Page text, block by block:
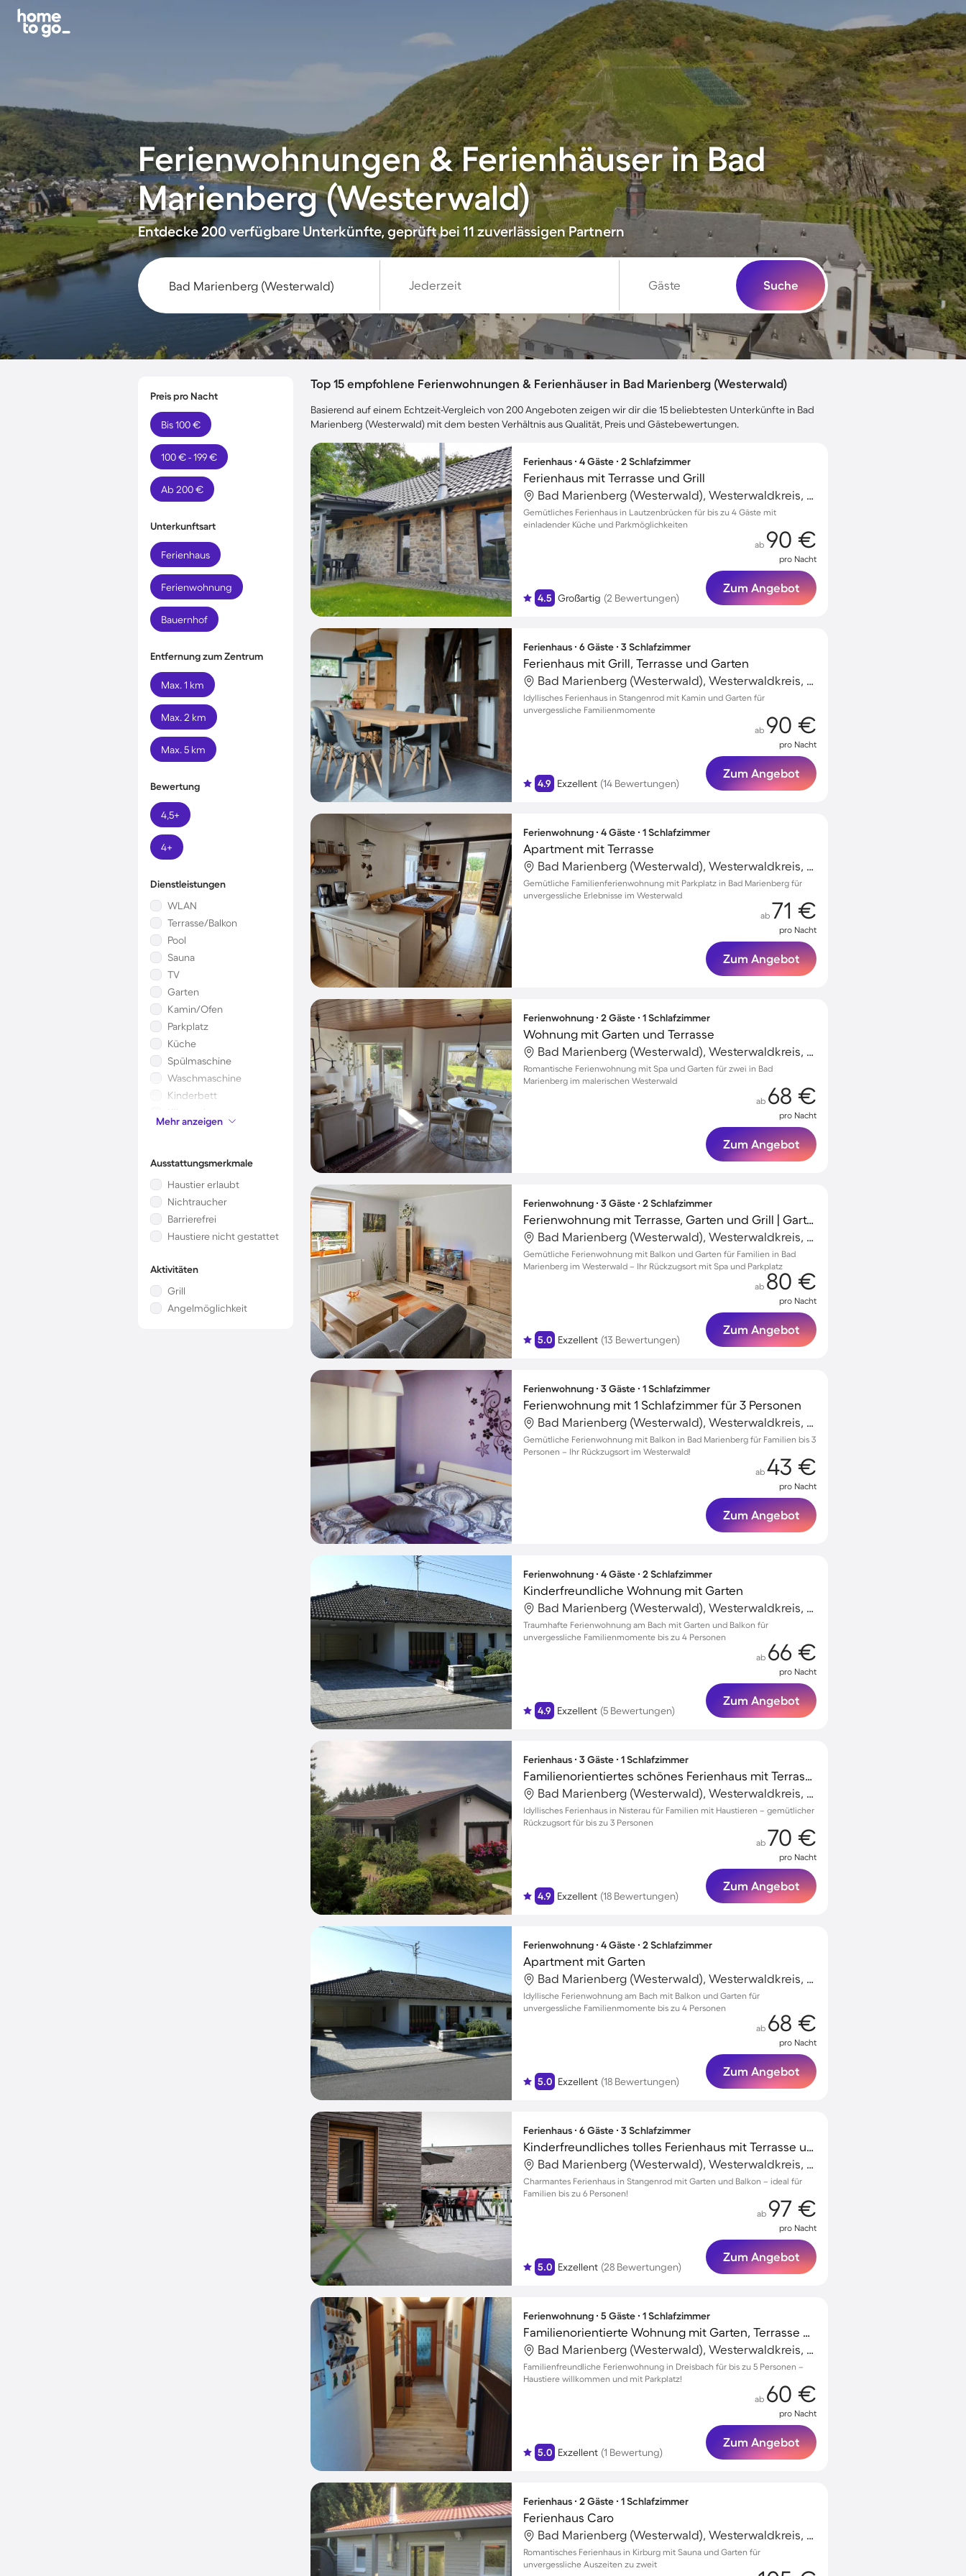
Ferienwohnungen & Ferienhäuser in Bad
Marienberg (Westerwald)
Entdecke 200 verfügbare Unterkünfte, geprüft bei 11 zuverlässigen Partnern
Jederzeit Gäste Suche
Preis pro Nacht
Bis 100 €
100 € - 199 €
Ab 200 €
Unterkunftsart
Ferienhaus
Ferienwohnung
Bauernhof
Entfernung zum Zentrum
Max. 1 km
Max. 2 km
Max. 5 km
Bewertung
4,5+
4+
Dienstleistungen
WLAN
Terrasse/Balkon
Pool
Sauna
TV
Garten
Kamin/Ofen
Parkplatz
Küche
Spülmaschine
Waschmaschine
Kinderbett
Klimaanlage
Mikrowelle
Mehr anzeigen
Ausstattungsmerkmale
Haustier erlaubt
Nichtraucher
Barrierefrei
Haustiere nicht gestattet
Aktivitäten
Grill
Angelmöglichkeit
Top 15 empfohlene Ferienwohnungen & Ferienhäuser in Bad Marienberg (Westerwald)
Basierend auf einem Echtzeit-Vergleich von 200 Angeboten zeigen wir dir die 15 beliebtesten Unterkünfte in Bad
Marienberg (Westerwald) mit dem besten Verhältnis aus Qualität, Preis und Gästebewertungen.
Ferienhaus ∙ 4 Gäste ∙ 2 Schlafzimmer
Ferienhaus mit Terrasse und Grill
Bad Marienberg (Westerwald), Westerwaldkreis, Deutschland
Gemütliches Ferienhaus in Lautzenbrücken für bis zu 4 Gäste mit
einladender Küche und Parkmöglichkeiten
4.5 Großartig (2 Bewertungen)
ab 90 €
pro Nacht
Zum Angebot
Ferienhaus ∙ 6 Gäste ∙ 3 Schlafzimmer
Ferienhaus mit Grill, Terrasse und Garten
Bad Marienberg (Westerwald), Westerwaldkreis, Deutschland
Idyllisches Ferienhaus in Stangenrod mit Kamin und Garten für
unvergessliche Familienmomente
4.9 Exzellent (14 Bewertungen)
ab 90 €
pro Nacht
Zum Angebot
Ferienwohnung ∙ 4 Gäste ∙ 1 Schlafzimmer
Apartment mit Terrasse
Bad Marienberg (Westerwald), Westerwaldkreis, Deutschland
Gemütliche Familienferienwohnung mit Parkplatz in Bad Marienberg für
unvergessliche Erlebnisse im Westerwald
ab 71 €
pro Nacht
Zum Angebot
Ferienwohnung ∙ 2 Gäste ∙ 1 Schlafzimmer
Wohnung mit Garten und Terrasse
Bad Marienberg (Westerwald), Westerwaldkreis, Deutschland
Romantische Ferienwohnung mit Spa und Garten für zwei in Bad
Marienberg im malerischen Westerwald
ab 68 €
pro Nacht
Zum Angebot
Ferienwohnung ∙ 3 Gäste ∙ 2 Schlafzimmer
Ferienwohnung mit Terrasse, Garten und Grill | Gartenblick
Bad Marienberg (Westerwald), Westerwaldkreis, Deutschland
Gemütliche Ferienwohnung mit Balkon und Garten für Familien in Bad
Marienberg im Westerwald – Ihr Rückzugsort mit Spa und Parkplatz
5.0 Exzellent (13 Bewertungen)
ab 80 €
pro Nacht
Zum Angebot
Ferienwohnung ∙ 3 Gäste ∙ 1 Schlafzimmer
Ferienwohnung mit 1 Schlafzimmer für 3 Personen
Bad Marienberg (Westerwald), Westerwaldkreis, Deutschland
Gemütliche Ferienwohnung mit Balkon in Bad Marienberg für Familien bis 3
Personen – Ihr Rückzugsort im Westerwald!
ab 43 €
pro Nacht
Zum Angebot
Ferienwohnung ∙ 4 Gäste ∙ 2 Schlafzimmer
Kinderfreundliche Wohnung mit Garten
Bad Marienberg (Westerwald), Westerwaldkreis, Deutschland
Traumhafte Ferienwohnung am Bach mit Garten und Balkon für
unvergessliche Familienmomente bis zu 4 Personen
4.9 Exzellent (5 Bewertungen)
ab 66 €
pro Nacht
Zum Angebot
Ferienhaus ∙ 3 Gäste ∙ 1 Schlafzimmer
Familienorientiertes schönes Ferienhaus mit Terrasse | Hunde erlaubt
Bad Marienberg (Westerwald), Westerwaldkreis, Deutschland
Idyllisches Ferienhaus in Nisterau für Familien mit Haustieren – gemütlicher
Rückzugsort für bis zu 3 Personen
4.9 Exzellent (18 Bewertungen)
ab 70 €
pro Nacht
Zum Angebot
Ferienwohnung ∙ 4 Gäste ∙ 2 Schlafzimmer
Apartment mit Garten
Bad Marienberg (Westerwald), Westerwaldkreis, Deutschland
Idyllische Ferienwohnung am Bach mit Balkon und Garten für
unvergessliche Familienmomente bis zu 4 Personen
5.0 Exzellent (18 Bewertungen)
ab 68 €
pro Nacht
Zum Angebot
Ferienhaus ∙ 6 Gäste ∙ 3 Schlafzimmer
Kinderfreundliches tolles Ferienhaus mit Terrasse und Garten
Bad Marienberg (Westerwald), Westerwaldkreis, Deutschland
Charmantes Ferienhaus in Stangenrod mit Garten und Balkon – ideal für
Familien bis zu 6 Personen!
5.0 Exzellent (28 Bewertungen)
ab 97 €
pro Nacht
Zum Angebot
Ferienwohnung ∙ 5 Gäste ∙ 1 Schlafzimmer
Familienorientierte Wohnung mit Garten, Terrasse und Grill | Haustierfreundlich
Bad Marienberg (Westerwald), Westerwaldkreis, Deutschland
Familienfreundliche Ferienwohnung in Dreisbach für bis zu 5 Personen –
Haustiere willkommen und mit Parkplatz!
5.0 Exzellent (1 Bewertung)
ab 60 €
pro Nacht
Zum Angebot
Ferienhaus ∙ 2 Gäste ∙ 1 Schlafzimmer
Ferienhaus Caro
Bad Marienberg (Westerwald), Westerwaldkreis, Deutschland
Romantisches Ferienhaus in Kirburg mit Sauna und Garten für
unvergessliche Auszeiten zu zweit